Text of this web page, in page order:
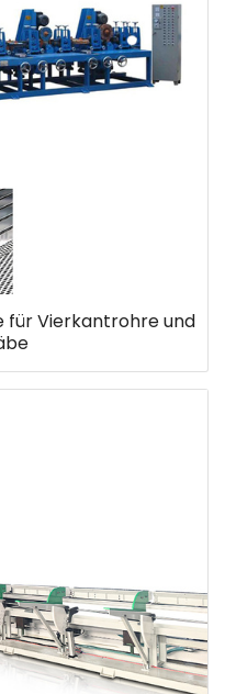
für Vierkantrohre und